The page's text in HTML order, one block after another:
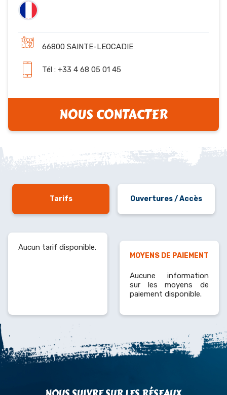
66800 SAINTE-LEOCADIE
Tél : +33 4 68 05 01 45
NOUS CONTACTER
Tarifs Ouvertures / Accès
Aucun tarif disponible.
MOYENS DE PAIEMENT
Aucune information
sur les moyens de
paiement disponible.